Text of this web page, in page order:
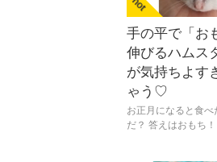
手の平で「お
伸びるハムス
が気持ちよす
ゃう♡
お正月になると食
だ？ 答えはおもち